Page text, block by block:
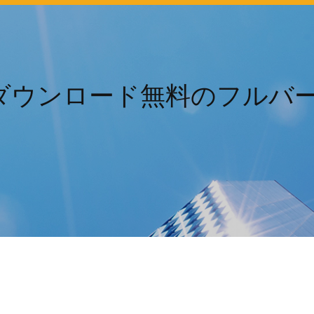
ウンロード無料のフルバ